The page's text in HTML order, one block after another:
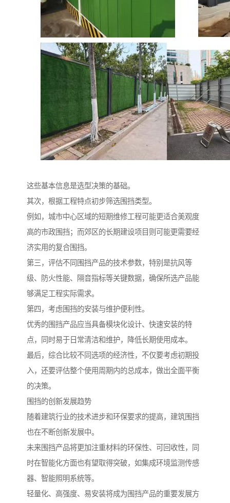
这些基本信息是选型决策的基础。
其次，根据工程特点初步筛选围挡类型。
例如，城市中心区域的短期维修工程可能更适合美观度
高的市政围挡；而郊区的长期建设项目则可能更需要经
济实用的复合围挡。
第三，评估不同围挡产品的技术参数，特别是抗风等
级、防火性能、隔音指标等关键数据，确保所选产品能
够满足工程实际需求。
第四，考虑围挡的安装与维护便利性。
优秀的围挡产品应当具备模块化设计、快速安装的特
点，同时易于日常清洁和维护，降低长期使用成本。
最后，综合比较不同选项的经济性，不仅要考虑初期投
入，还要评估整个使用周期内的总成本，做出全面平衡
的决策。
围挡的创新发展趋势
随着建筑行业的技术进步和环保要求的提高，建筑围挡
也在不断创新发展中。
未来围挡产品将更加注重材料的环保性、可回收性，同
时在智能化方面也有望取得突破，如集成环境监测传感
器、智能照明系统等。
轻量化、高强度、易安装将成为围挡产品的重要发展方